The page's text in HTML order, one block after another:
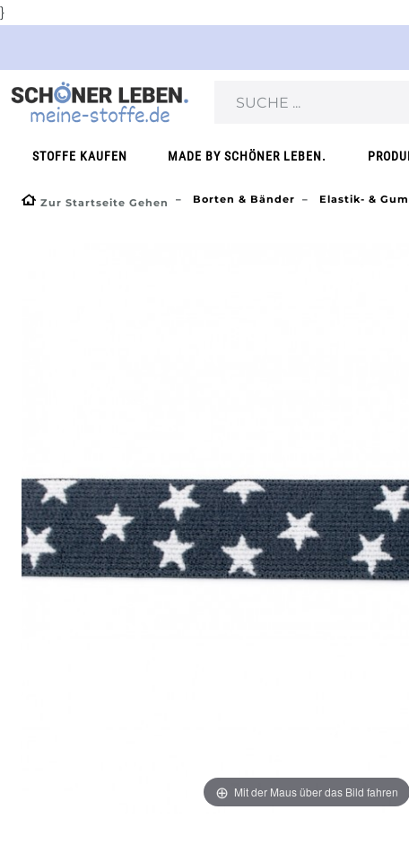
}
STOFFE KAUFEN MADE BY SCHÖNER LEBEN.
Zur Startseite Gehen Borten & Bänder Elastik- &
Mit der Maus über das Bild fahren